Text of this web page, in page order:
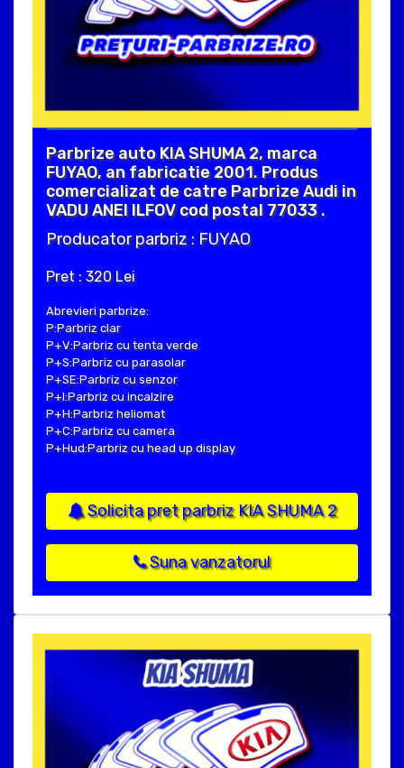
Parbrize auto KIA SHUMA 2, marca
FUYAO, an fabricatie 2001. Produs
comercializat de catre Parbrize Audi in
VADU ANEI ILFOV cod postal 77033 .
Producator parbriz : FUYAO
Pret : 320 Lei
Abrevieri parbrize:
P:Parbriz clar
P+V:Parbriz cu tenta verde
P+S:Parbriz cu parasolar
P+SE:Parbriz cu senzor
P+I:Parbriz cu incalzire
P+H:Parbriz heliomat
P+C:Parbriz cu camera
P+Hud:Parbriz cu head up display
Solicita pret parbriz KIA SHUMA 2
Suna vanzatorul